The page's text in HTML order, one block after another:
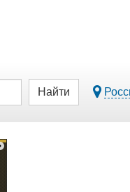
Найти